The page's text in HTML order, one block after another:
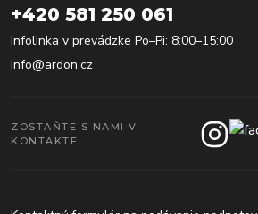
+420 581 250 061
Infolinka v prevádzke Po–Pi: 8:00–15:00
info@ardon.cz
ZOSTAŇTE S NAMI V
KONTAKTE